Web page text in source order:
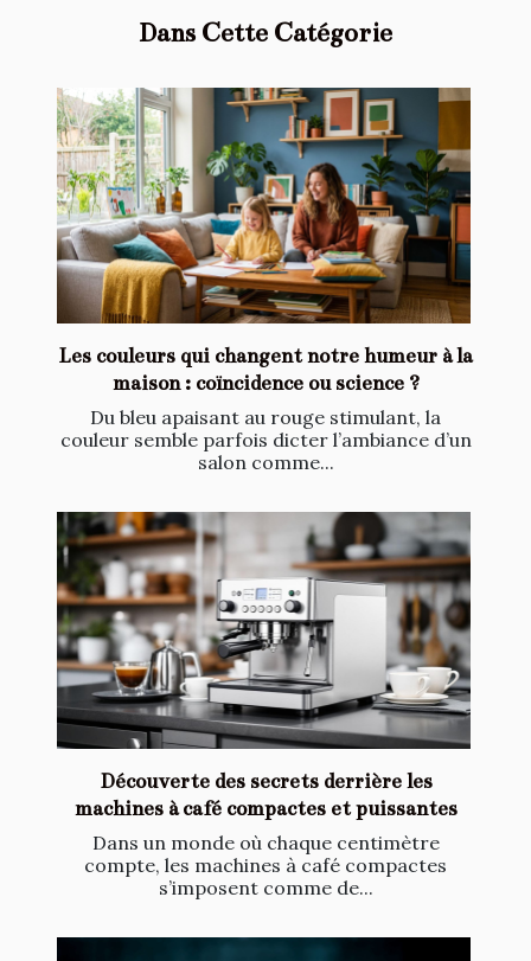
Dans Cette Catégorie
Les couleurs qui changent notre humeur à la
maison : coïncidence ou science ?
Du bleu apaisant au rouge stimulant, la
couleur semble parfois dicter l’ambiance d’un
salon comme...
Découverte des secrets derrière les
machines à café compactes et puissantes
Dans un monde où chaque centimètre
compte, les machines à café compactes
s’imposent comme de...